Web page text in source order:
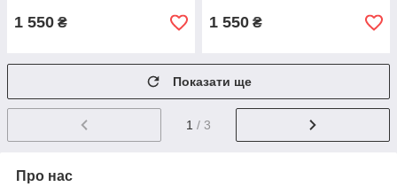
1 550 ₴ 1 550 ₴
Показати ще
1 / 3
Про нас